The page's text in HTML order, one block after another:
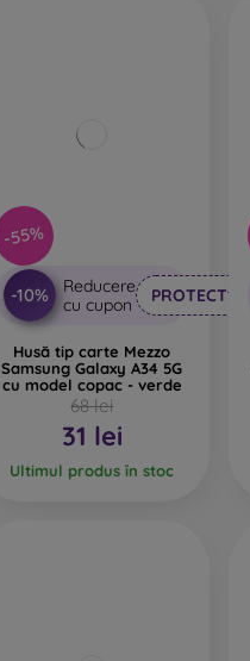
-55%
-10%
Reducere
cu cupon
PROTECT10
Husă tip carte Mezzo
Samsung Galaxy A34 5G
cu model copac - verde
68 lei
31 lei
Ultimul produs în stoc